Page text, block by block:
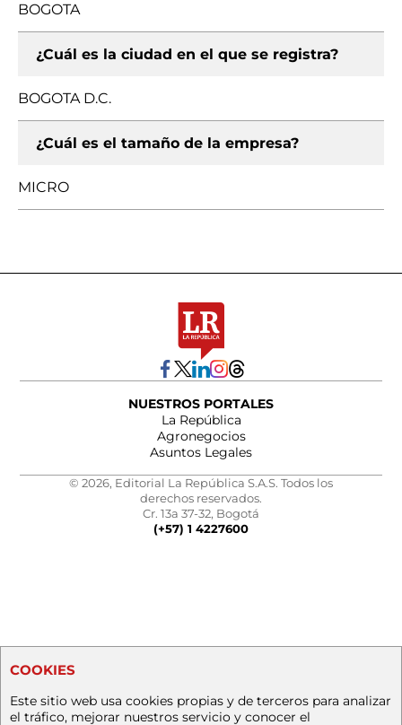
BOGOTA
¿Cuál es la ciudad en el que se registra?
BOGOTA D.C.
¿Cuál es el tamaño de la empresa?
MICRO
NUESTROS PORTALES
La República
Agronegocios
Asuntos Legales
© 2026, Editorial La República S.A.S. Todos los
derechos reservados.
Cr. 13a 37-32, Bogotá
(+57) 1 4227600
COOKIES
Este sitio web usa cookies propias y de terceros para analizar
el tráfico, mejorar nuestros servicio y conocer el